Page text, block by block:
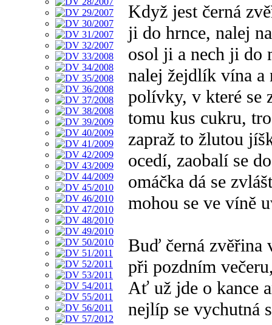
Když jest černá
ji do hrnce, nalej
osol ji a nech ji do
nalej žejdlík vína a
polívky, v které se
tomu kus cukru,
zapraž to žlutou
ocedí, zaobalí se
omáčka dá se
mohou se ve víně
Buď černá zvěřina
při pozdním
Ať už jde o kance
nejlíp se vychutná